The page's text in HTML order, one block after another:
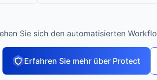
Sie sich den automatisierten
Erfahren Sie mehr über Protect